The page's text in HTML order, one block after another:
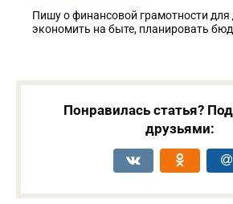
Пишу о финансовой грамотности для
экономить на быте, планировать
Понравилась статья?
друзьями: